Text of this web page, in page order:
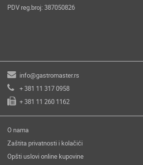
PDV reg.broj: 387050826
info@gastromaster.rs
+ 381 11 317 0958
+ 381 11 260 1162
O nama
Zaštita privatnosti i kolačići
Opšti uslovi online kupovine